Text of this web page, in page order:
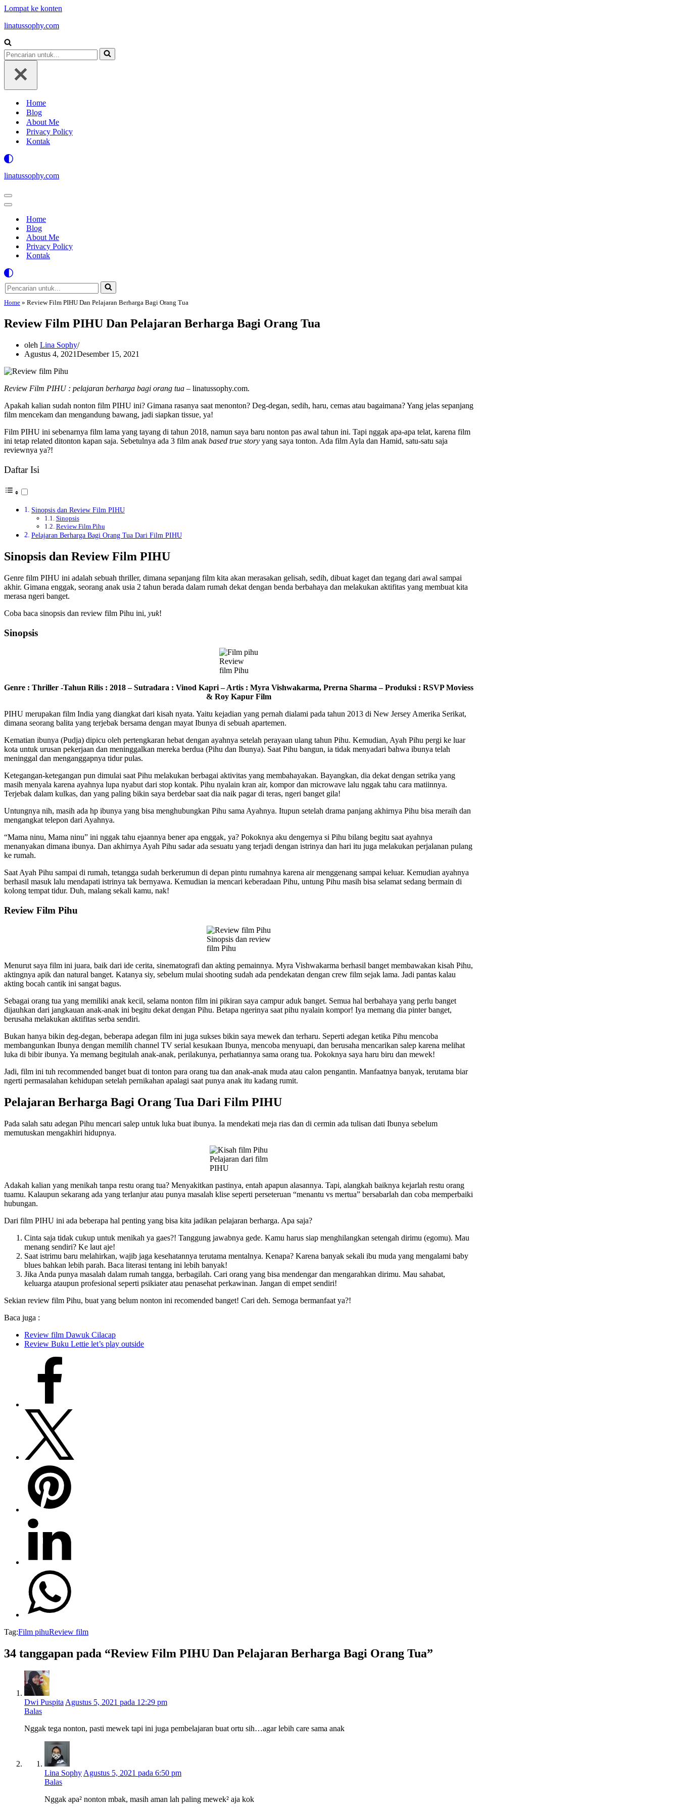
Lompat ke konten
linatussophy.com
Pencarian
untuk...
Home
Blog
About Me
Privacy Policy
Kontak
linatussophy.com
Menu
Navigasi
Menu
NavigasiHome
Blog
About Me
Privacy Policy
Kontak
Pencarian
untuk...
Home » Review Film PIHU Dan Pelajaran Berharga Bagi Orang Tua
Review Film PIHU Dan Pelajaran Berharga Bagi Orang Tua
oleh Lina Sophy
Agustus 4, 2021Desember 15, 2021
Review Film PIHU : pelajaran berharga bagi orang tua – linatussophy.com.
Apakah kalian sudah nonton film PIHU ini? Gimana rasanya saat menonton? Deg-degan, sedih, haru, cemas atau bagaimana? Yang jelas sepanjang
film mencekam dan mengandung bawang, jadi siapkan tissue, ya!
Film PIHU ini sebenarnya film lama yang tayang di tahun 2018, namun saya baru nonton pas awal tahun ini. Tapi nggak apa-apa telat, karena film
ini tetap related ditonton kapan saja. Sebetulnya ada 3 film anak based true story yang saya tonton. Ada film Ayla dan Hamid, satu-satu saja
reviewnya ya?!
Daftar Isi
Sinopsis dan Review Film PIHU
Sinopsis
Review Film Pihu
Pelajaran Berharga Bagi Orang Tua Dari Film PIHU
Sinopsis dan Review Film PIHU
Genre film PIHU ini adalah sebuah thriller, dimana sepanjang film kita akan merasakan gelisah, sedih, dibuat kaget dan tegang dari awal sampai
akhir. Gimana enggak, seorang anak usia 2 tahun berada dalam rumah dekat dengan benda berbahaya dan melakukan aktifitas yang membuat kita
merasa ngeri banget.
Coba baca sinopsis dan review film Pihu ini, yuk!
Sinopsis
Review
film Pihu
Genre : Thriller -Tahun Rilis : 2018 – Sutradara : Vinod Kapri – Artis : Myra Vishwakarma, Prerna Sharma – Produksi : RSVP Moviess
& Roy Kapur Film
PIHU merupakan film India yang diangkat dari kisah nyata. Yaitu kejadian yang pernah dialami pada tahun 2013 di New Jersey Amerika Serikat,
dimana seorang balita yang terjebak bersama dengan mayat Ibunya di sebuah apartemen.
Kematian ibunya (Pudja) dipicu oleh pertengkaran hebat dengan ayahnya setelah perayaan ulang tahun Pihu. Kemudian, Ayah Pihu pergi ke luar
kota untuk urusan pekerjaan dan meninggalkan mereka berdua (Pihu dan Ibunya). Saat Pihu bangun, ia tidak menyadari bahwa ibunya telah
meninggal dan menganggapnya tidur pulas.
Ketegangan-ketegangan pun dimulai saat Pihu melakukan berbagai aktivitas yang membahayakan. Bayangkan, dia dekat dengan setrika yang
masih menyala karena ayahnya lupa nyabut dari stop kontak. Pihu nyalain kran air, kompor dan microwave lalu nggak tahu cara matiinnya.
Terjebak dalam kulkas, dan yang paling bikin saya berdebar saat dia naik pagar di teras, ngeri banget gila!
Untungnya nih, masih ada hp ibunya yang bisa menghubungkan Pihu sama Ayahnya. Itupun setelah drama panjang akhirnya Pihu bisa meraih dan
mengangkat telepon dari Ayahnya.
“Mama ninu, Mama ninu” ini nggak tahu ejaannya bener apa enggak, ya? Pokoknya aku dengernya si Pihu bilang begitu saat ayahnya
menanyakan dimana ibunya. Dan akhirnya Ayah Pihu sadar ada sesuatu yang terjadi dengan istrinya dan hari itu juga melakukan perjalanan pulang
ke rumah.
Saat Ayah Pihu sampai di rumah, tetangga sudah berkerumun di depan pintu rumahnya karena air menggenang sampai keluar. Kemudian ayahnya
berhasil masuk lalu mendapati istrinya tak bernyawa. Kemudian ia mencari keberadaan Pihu, untung Pihu masih bisa selamat sedang bermain di
kolong tempat tidur. Duh, malang sekali kamu, nak!
Review Film Pihu
Sinopsis dan review
film Pihu
Menurut saya film ini juara, baik dari ide cerita, sinematografi dan akting pemainnya. Myra Vishwakarma berhasil banget membawakan kisah Pihu,
aktingnya apik dan natural banget. Katanya siy, sebelum mulai shooting sudah ada pendekatan dengan crew film sejak lama. Jadi pantas kalau
akting bocah cantik ini sangat bagus.
Sebagai orang tua yang memiliki anak kecil, selama nonton film ini pikiran saya campur aduk banget. Semua hal berbahaya yang perlu banget
dijauhkan dari jangkauan anak-anak ini begitu dekat dengan Pihu. Betapa ngerinya saat pihu nyalain kompor! Iya memang dia pinter banget,
berusaha melakukan aktifitas serba sendiri.
Bukan hanya bikin deg-degan, beberapa adegan film ini juga sukses bikin saya mewek dan terharu. Seperti adegan ketika Pihu mencoba
membangunkan Ibunya dengan memilih channel TV serial kesukaan Ibunya, mencoba menyuapi, dan berusaha mencarikan salep karena melihat
luka di bibir ibunya. Ya memang begitulah anak-anak, perilakunya, perhatiannya sama orang tua. Pokoknya saya haru biru dan mewek!
Jadi, film ini tuh recommended banget buat di tonton para orang tua dan anak-anak muda atau calon pengantin. Manfaatnya banyak, terutama biar
ngerti permasalahan kehidupan setelah pernikahan apalagi saat punya anak itu kadang rumit.
Pelajaran Berharga Bagi Orang Tua Dari Film PIHU
Pada salah satu adegan Pihu mencari salep untuk luka buat ibunya. Ia mendekati meja rias dan di cermin ada tulisan dati Ibunya sebelum
memutuskan mengakhiri hidupnya.
Pelajaran dari film
PIHU
Adakah kalian yang menikah tanpa restu orang tua? Menyakitkan pastinya, entah apapun alasannya. Tapi, alangkah baiknya kejarlah restu orang
tuamu. Kalaupun sekarang ada yang terlanjur atau punya masalah klise seperti perseteruan “menantu vs mertua” bersabarlah dan coba memperbaiki
hubungan.
Dari film PIHU ini ada beberapa hal penting yang bisa kita jadikan pelajaran berharga. Apa saja?
Cinta saja tidak cukup untuk menikah ya gaes?! Tanggung jawabnya gede. Kamu harus siap menghilangkan setengah dirimu (egomu). Mau
menang sendiri? Ke laut aje!
Saat istrimu baru melahirkan, wajib jaga kesehatannya terutama mentalnya. Kenapa? Karena banyak sekali ibu muda yang mengalami baby
blues bahkan lebih parah. Baca literasi tentang ini lebih banyak!
Jika Anda punya masalah dalam rumah tangga, berbagilah. Cari orang yang bisa mendengar dan mengarahkan dirimu. Mau sahabat,
keluarga ataupun profesional seperti psikiater atau penasehat perkawinan. Jangan di empet sendiri!
Sekian review film Pihu, buat yang belum nonton ini recomended banget! Cari deh. Semoga bermanfaat ya?!
Baca juga :
Review film Dawuk Cilacap
Review Buku Lettie let’s play outside
Tag:Film pihuReview film
34 tanggapan pada “Review Film PIHU Dan Pelajaran Berharga Bagi Orang Tua”
Dwi Puspita Agustus 5, 2021 pada 12:29 pm
Balas
Nggak tega nonton, pasti mewek tapi ini juga pembelajaran buat ortu sih…agar lebih care sama anak
Lina Sophy Agustus 5, 2021 pada 6:50 pm
Balas
Nggak apa² nonton mbak, masih aman lah paling mewek² aja kok